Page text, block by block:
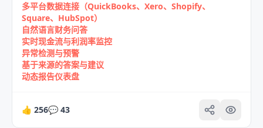
多平台数据连接（QuickBooks、Xero、Shopify、
Square、HubSpot）
自然语言财务问答
实时现金流与利润率监控
异常检测与预警
基于来源的答案与建议
动态报告仪表盘
👍 256💬 43